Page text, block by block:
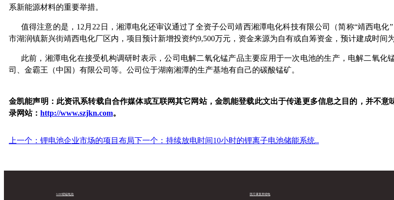
系新能源材料的重要举措。
值得注意的是，12月22日，湘潭电化还审议通过了全资子公司靖西湘潭电化科技有限公司（简称“靖西电
市湖润镇新兴街靖西电化厂区内，项目预计新增投资约9,500万元，资金来源为自有或自筹资金，预计建成时间为
此前，湘潭电化在接受机构调研时表示，公司电解二氧化锰产品主要应用于一次电池的生产，电解二氧
司、金霸王（中国）有限公司等。公司位于湖南湘潭的生产基地有自己的碳酸锰矿。
金凯能声明：此资讯系转载自合作媒体或互联网其它网站，金凯能登载此文出于传递更多信息之目的，并不
录网站： http://www.szjkn.com。
上一个：锂电池企业市场的项目布局下一个：持续放电时间10小时的锂离子电池储能系统..
3.0V锂锰电池 医疗康复类锂电